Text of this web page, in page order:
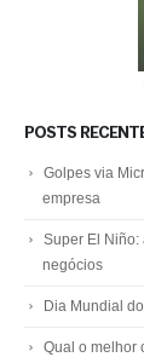
POSTS
Golpes via
empresa
Super El
negócios
Dia Mundial
Qual o melhor